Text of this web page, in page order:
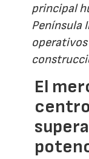
principal
Península
El